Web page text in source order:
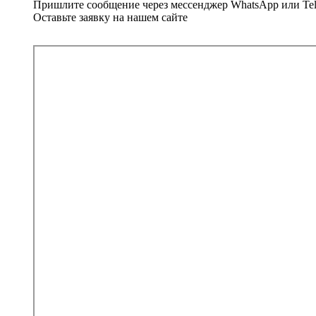
Пришлите сообщение через мессенджер WhatsApp или
Оставьте заявку на нашем сайте